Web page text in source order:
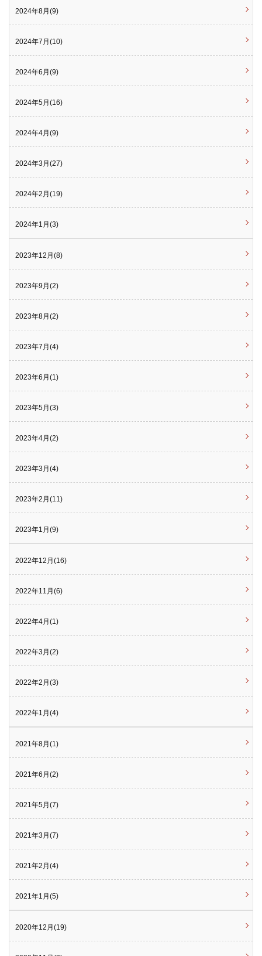
2024年8月(9)
2024年7月(10)
2024年6月(9)
2024年5月(16)
2024年4月(9)
2024年3月(27)
2024年2月(19)
2024年1月(3)
2023年12月(8)
2023年9月(2)
2023年8月(2)
2023年7月(4)
2023年6月(1)
2023年5月(3)
2023年4月(2)
2023年3月(4)
2023年2月(11)
2023年1月(9)
2022年12月(16)
2022年11月(6)
2022年4月(1)
2022年3月(2)
2022年2月(3)
2022年1月(4)
2021年8月(1)
2021年6月(2)
2021年5月(7)
2021年3月(7)
2021年2月(4)
2021年1月(5)
2020年12月(19)